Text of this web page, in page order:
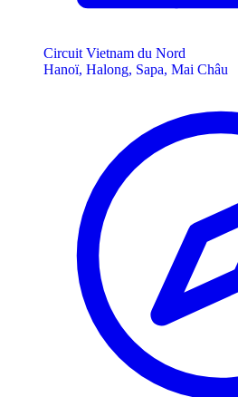
Circuit Vietnam du Nord
Hanoï, Halong, Sapa, Mai Châu